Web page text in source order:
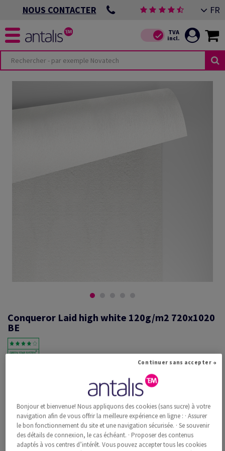
NOUS CONTACTER FR
Conqueror Laid high white 120g/m2 720x1020
BE
Conqueror vergé, high white, 120g/m2, vergé, sans filigrane,
woodfree ECF with 15% cotton, 168µm, 720mm x 1020mm, B1+, BE,
Paquet de 250 feuilles, FSC Mix Credit
Information additionnelle
Recommander ce produit
Prix catalogue TVA incl.
Bonjour et bienvenue! Nous appliquons des cookies (sans sucre) à votre
navigation afin de vous offrir la meilleure expérience en ligne : · Assurer
le bon fonctionnement du site et une navigation sécurisée. · Se souvenir
des détails de connexion, le cas échéant. · Proposer des contenus
adaptés à vos centres d’intérêt. Vous pouvez accepter tous les cookies
Continuer sans accepter →